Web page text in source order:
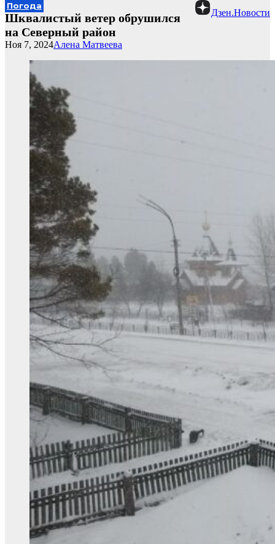
Дзен.Новости
Погода
Шквалистый ветер обрушился
на Северный район
Алена Матвеева
Ноя 7, 2024